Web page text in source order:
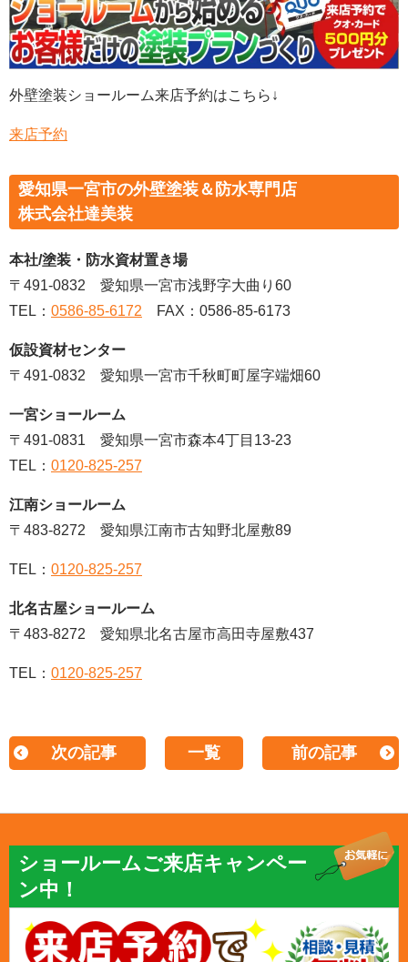
外壁塗装ショールーム来店予約はこちら↓
来店予約
愛知県一宮市の外壁塗装＆防水専門店
株式会社達美装
本社/塗装・防水資材置き場
〒491-0832 愛知県一宮市浅野字大曲り60
TEL： 0586-85-6172 FAX：0586-85-6173
仮設資材センター
〒491-0832 愛知県一宮市千秋町町屋字端畑60
一宮ショールーム
〒491-0831 愛知県一宮市森本4丁目13-23
TEL： 0120-825-257
江南ショールーム
〒483-8272 愛知県江南市古知野北屋敷89
TEL： 0120-825-257
北名古屋ショールーム
〒483-8272 愛知県北名古屋市高田寺屋敷437
TEL： 0120-825-257
次の記事 一覧 前の記事
ショールームご来店キャンペー
ン中！